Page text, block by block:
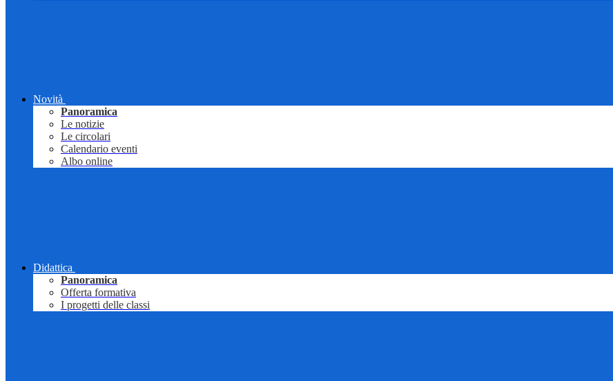
Novità
Panoramica
Le notizie
Le circolari
Calendario eventi
Albo online
Didattica
Panoramica
Offerta formativa
I progetti delle classi